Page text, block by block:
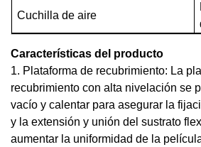
Cuchilla de aire
Características del producto
1. Plataforma de recubrimiento: La
recubrimiento con alta nivelación se
vacío y calentar para asegurar la
y la extensión y unión del sustrato
aumentar la uniformidad de la